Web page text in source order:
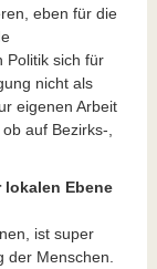
eben für die
Politik sich für
nicht als
eigenen Arbeit
auf Bezirks-,
Ebene
ist super
der Menschen.